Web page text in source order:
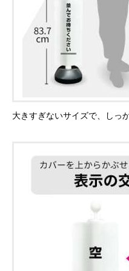
大きすぎないサイズで、しっ